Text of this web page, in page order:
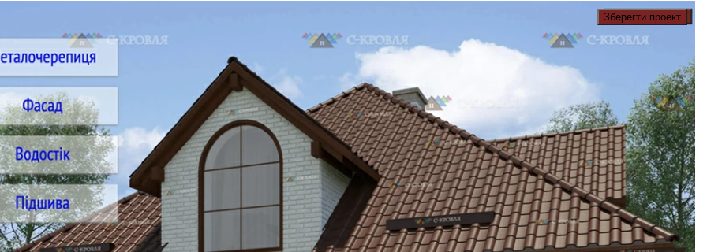
Зберегти проект